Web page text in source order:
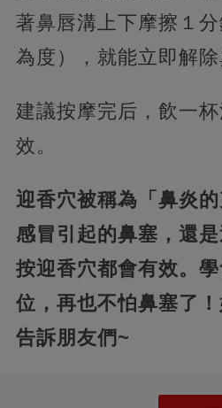
著鼻唇溝上下摩擦１
為度），就能立即解除
建議按摩完后，飲一
效。
迎香穴被稱為「鼻炎
感冒引起的鼻塞，還
按迎香穴都會有效。
位，再也不怕鼻塞了
告訴朋友們~